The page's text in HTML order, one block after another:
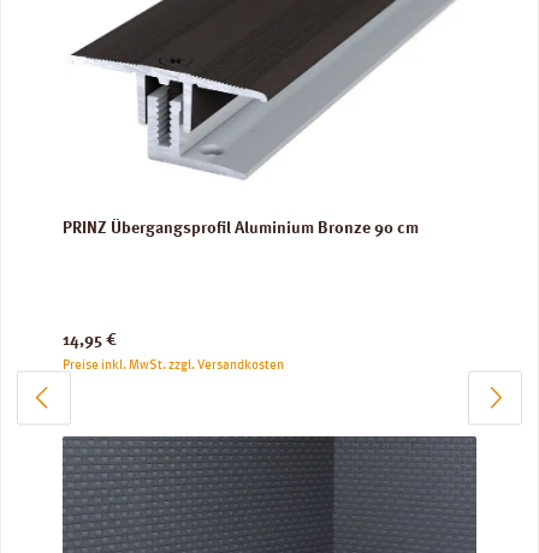
PRINZ Übergangsprofil Aluminium Bronze 90 cm
Regulärer Preis:
14,95 €
Preise inkl. MwSt. zzgl. Versandkosten